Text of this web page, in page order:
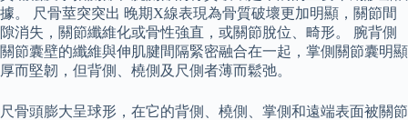
據。 尺骨莖突突出 晚期X線表現為骨質破壞更加明顯，關節間
隙消失，關節纖維化或骨性強直，或關節脫位、畸形。 腕背側
關節囊壁的纖維與伸肌腱間隔緊密融合在一起，掌側關節囊明顯
厚而堅韌，但背側、橈側及尺側者薄而鬆弛。
尺骨頭膨大呈球形，在它的背側、橈側、掌側和遠端表面被關節